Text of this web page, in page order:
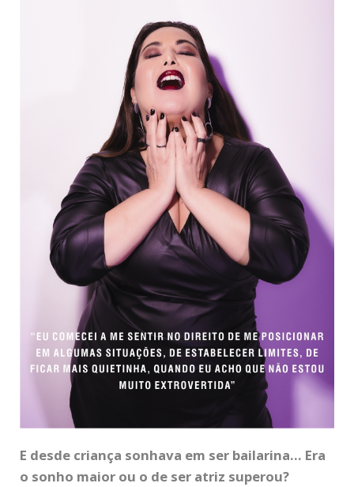
E desde criança sonhava em ser bailarina… Era
o sonho maior ou o de ser atriz superou?